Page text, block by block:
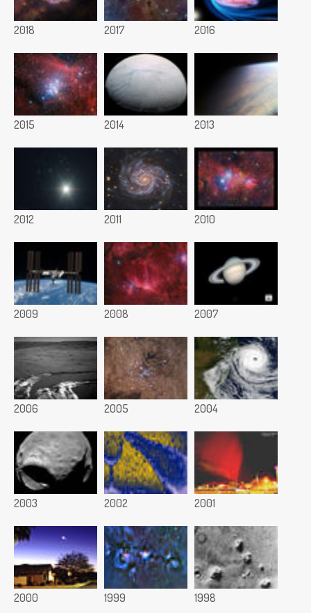
2018 2017 2016
2015 2014 2013
2012 2011 2010
2009 2008 2007
2006 2005 2004
2003 2002 2001
2000 1999 1998